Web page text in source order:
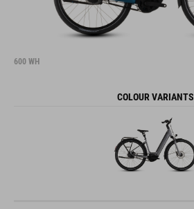
600 WH
COLOUR VARIANTS